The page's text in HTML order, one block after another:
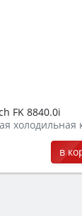
FK 8840.0i
холодильная
в